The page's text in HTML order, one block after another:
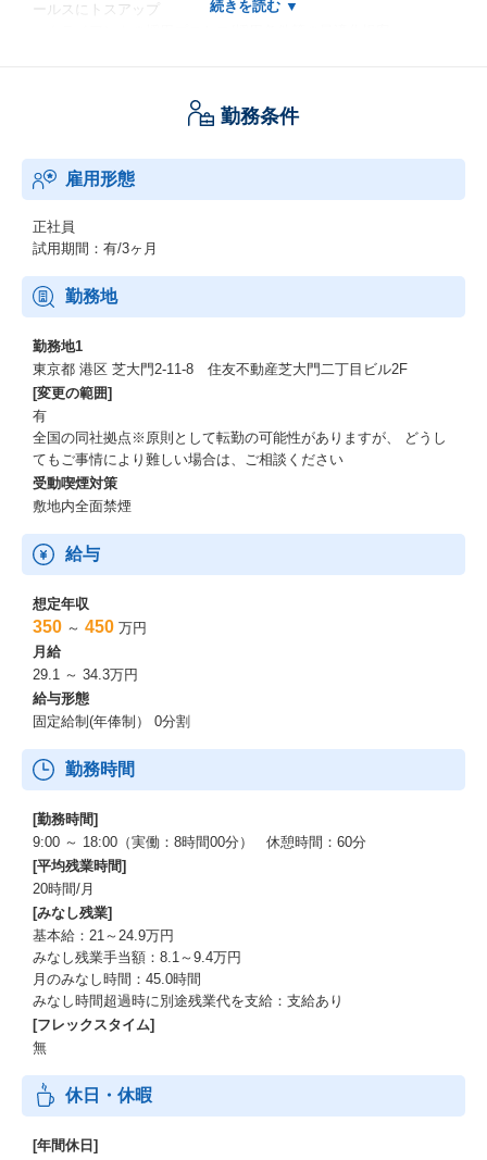
ールスにトスアップ
用支援をお手伝いします。
高校生の未来の選択肢を広げるため高校と企業の双方に向け「Han
dy進路指導室」の提案・活用を支援します。
・高校への提案
用方法を提案。電話営業が取得したアポからスタートし、先生の
校内稟議のサポートまで担当します。学校の課題や方針に合わせ
進路指導のDXを実現し、先生の業務効率化と生徒のキャリア選択
支援を両立させます。
・企業への活用支援
高校生採用を行う企業に、求人掲載・広告運用の提案や改善支援
を実施。原稿内容やクリエイティブの改善提案、採用プロセスの
最適化、新しいリテンション施策の立案など高校生に選ばれる企
業づくりを共に進めます。
※高校生・先生・企業の三者をつなぎ、「良い会社に、良い人材
が集まる仕組み」を創出します。
★カスタマーサクセス
★リテンションセールス/既存営業
導入校の先生に電話やオンライン会議ツールで活用度を向上させ
るためのサポートを実施。
・基本操作のレクチャー、応用的な利用方法、就活における目的
実現のための活用方法の提案
・学校側の就職状況や進路指導のカリキュラムに応じた、授業内
外での活用サポート 等
「先生がもっとサービスを活用できるために何をすればいいか」
「先生の業務負担を減らしながら、生徒のより良いキャリア選択
にどう結び付けるか」
この2つを軸にサポートを行います。
勤務条件
雇用形態
正社員
試用期間：有/3ヶ月
勤務地
勤務地1
東京都 港区 芝大門2-11-8 住友不動産芝大門二丁目ビル2F
[変更の範囲]
有
全国の同社拠点※原則として転勤の可能性がありますが、 どうし
てもご事情により難しい場合は、ご相談ください
受動喫煙対策
敷地内全面禁煙
給与
想定年収
350 ～ 450 万円
月給
29.1 ～ 34.3万円
給与形態
固定給制(年俸制） 0分割
勤務時間
[勤務時間]
9:00 ～ 18:00（実働：8時間00分） 休憩時間：60分
[平均残業時間]
20時間/月
[みなし残業]
基本給：21～24.9万円
みなし残業手当額：8.1～9.4万円
月のみなし時間：45.0時間
みなし時間超過時に別途残業代を支給：支給あり
[フレックスタイム]
無
休日・休暇
[年間休日]